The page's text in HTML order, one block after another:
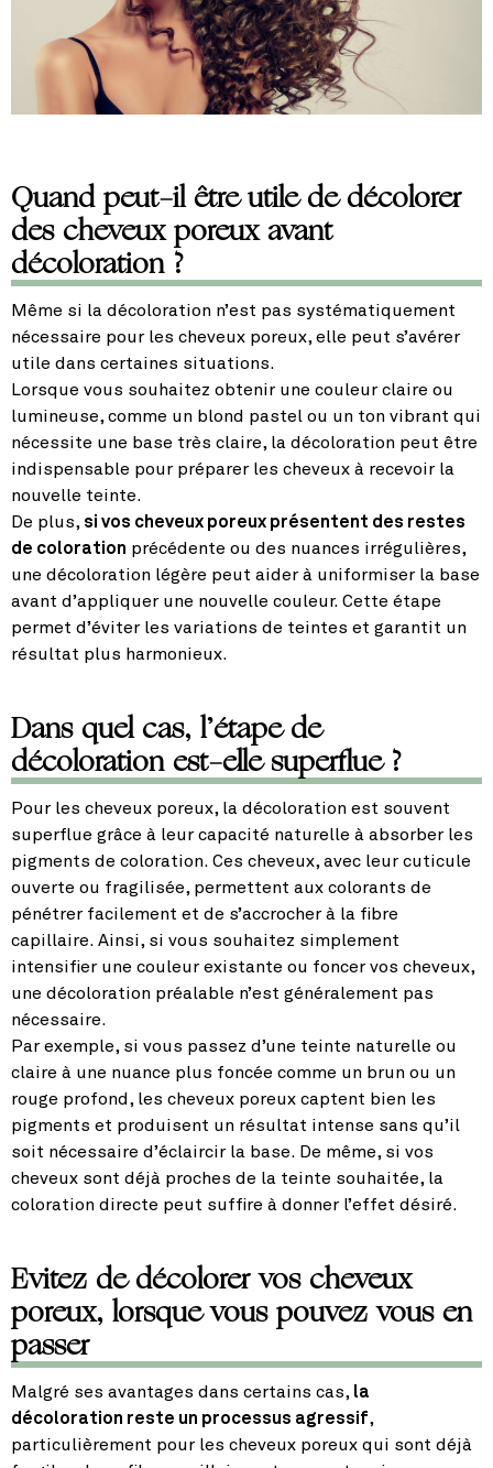
Quand peut-il être utile de décolorer
des cheveux poreux avant
décoloration ?
Même si la décoloration n’est pas systématiquement
nécessaire pour les cheveux poreux, elle peut s’avérer
utile dans certaines situations.
Lorsque vous souhaitez obtenir une couleur claire ou
lumineuse, comme un blond pastel ou un ton vibrant qui
nécessite une base très claire, la décoloration peut être
indispensable pour préparer les cheveux à recevoir la
nouvelle teinte.
De plus, si vos cheveux poreux présentent des restes
de coloration précédente ou des nuances irrégulières,
une décoloration légère peut aider à uniformiser la base
avant d’appliquer une nouvelle couleur. Cette étape
permet d’éviter les variations de teintes et garantit un
résultat plus harmonieux.
Dans quel cas, l’étape de
décoloration est-elle superflue ?
Pour les cheveux poreux, la décoloration est souvent
superflue grâce à leur capacité naturelle à absorber les
pigments de coloration. Ces cheveux, avec leur cuticule
ouverte ou fragilisée, permettent aux colorants de
pénétrer facilement et de s’accrocher à la fibre
capillaire. Ainsi, si vous souhaitez simplement
intensifier une couleur existante ou foncer vos cheveux,
une décoloration préalable n’est généralement pas
nécessaire.
Par exemple, si vous passez d’une teinte naturelle ou
claire à une nuance plus foncée comme un brun ou un
rouge profond, les cheveux poreux captent bien les
pigments et produisent un résultat intense sans qu’il
soit nécessaire d’éclaircir la base. De même, si vos
cheveux sont déjà proches de la teinte souhaitée, la
coloration directe peut suffire à donner l’effet désiré.
Evitez de décolorer vos cheveux
poreux, lorsque vous pouvez vous en
passer
Malgré ses avantages dans certains cas, la
décoloration reste un processus agressif,
particulièrement pour les cheveux poreux qui sont déjà